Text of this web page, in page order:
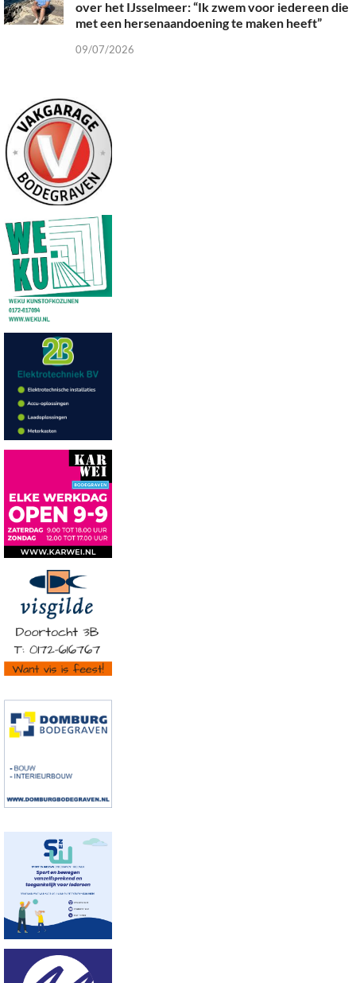
over het IJsselmeer: “Ik zwem voor iedereen die
met een hersenaandoening te maken heeft”
09/07/2026